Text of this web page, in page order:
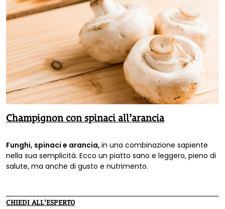
Champignon con spinaci all’arancia
Funghi, spinaci e arancia, in una combinazione sapiente
nella sua semplicità. Ecco un piatto sano e leggero, pieno di
salute, ma anche di gusto e nutrimento.
CHIEDI ALL'ESPERTO